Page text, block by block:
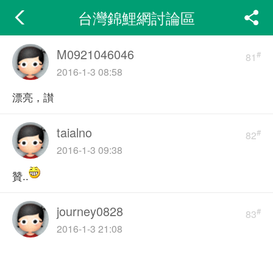
台灣錦鯉網討論區
81#
M0921046046
2016-1-3 08:58
漂亮，讃
82#
taialno
2016-1-3 09:38
贊..
83#
journey0828
2016-1-3 21:08